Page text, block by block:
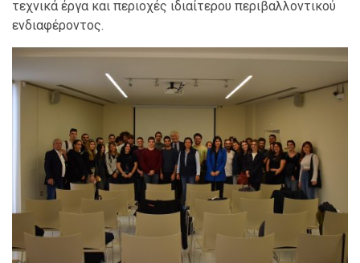
τεχνικά έργα και περιοχές ιδιαίτερου περιβαλλοντικού
ενδιαφέροντος.